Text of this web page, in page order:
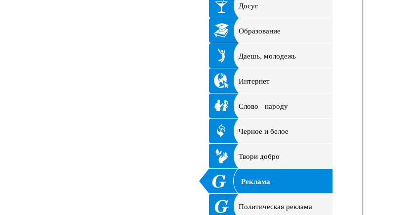
Досуг
Образование
Даешь, молодежь
Интернет
Слово - народу
Черное и белое
Твори добро
Реклама
Политическая реклама